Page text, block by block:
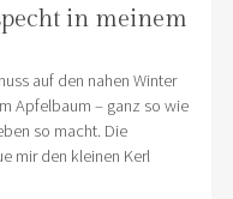
in meinem
auf den nahen Winter
Apfelbaum – ganz so wie
so macht. Die
mir den kleinen Kerl